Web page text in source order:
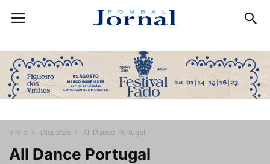
Início Etiquetas All Dance Portugal
All Dance Portugal